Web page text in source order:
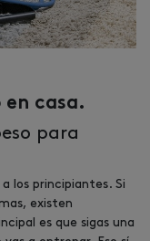
en casa.
para
los principiantes. Si
existen
es que sigas una